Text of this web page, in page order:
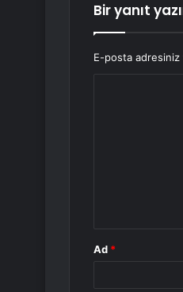
Bir yanıt
E-posta adresiniz
Ad *